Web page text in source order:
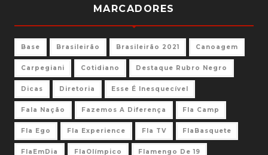
MARCADORES
Base Brasileirão Brasileirão 2021 Canoagem
Carpegiani Cotidiano Destaque Rubro Negro
Dicas Diretoria Esse É Inesquecível
Fala Nação Fazemos A Diferença Fla Camp
Fla Ego Fla Experience Fla TV FlaBasquete
FlaEmDia FlaOlímpico Flamengo De 19